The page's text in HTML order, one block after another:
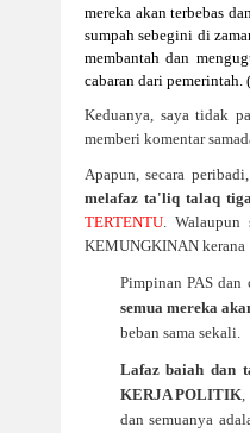
mereka akan terbebas
sumpah sebegini di
membantah dan
cabaran dari pemerintah. (
Keduanya, saya tidak
memberi komentar
Apapun, secara
melafaz ta'liq talaq
TERTENTU. Walaupun
KEMUNGKINAN kerana
Pimpinan PAS dan
semua mereka
beban sama sekali.
Lafaz baiah dan
KERJA POLITIK,
dan semuanya